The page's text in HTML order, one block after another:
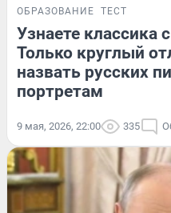
ОБРАЗОВАНИЕ ТЕСТ
Узнаете классика
Только круглый
назвать русских
портретам
9 мая, 2026, 22:00 335